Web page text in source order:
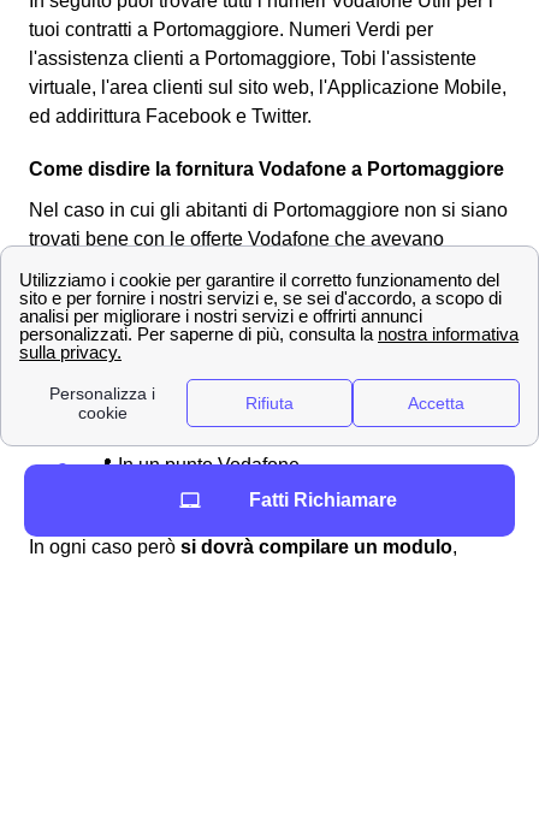
tuoi contratti a Portomaggiore. Numeri Verdi per
l'assistenza clienti a Portomaggiore, Tobi l'assistente
virtuale, l'area clienti sul sito web, l'Applicazione Mobile,
ed addirittura Facebook e Twitter.
Come disdire la fornitura Vodafone a Portomaggiore
Nel caso in cui gli abitanti di Portomaggiore non si siano
trovati bene con le offerte Vodafone che avevano
Vodafone per disdire il contratto. Così facendo, si
annulla il contratto sulla casa di Portomaggiore, e non
sarete più legati all'operatore. Per effettuare una
disdetta, bisogna seguire delle procedure:
📍 In un punto Vodafone
📩 Via lettera raccomandata
In ogni caso però si dovrà compilare un modulo,
Fatti Richiamare